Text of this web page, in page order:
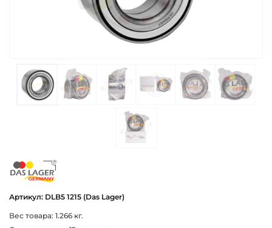
Артикул: DLB5 1215 (Das Lager)
Вес товара: 1.266 кг.